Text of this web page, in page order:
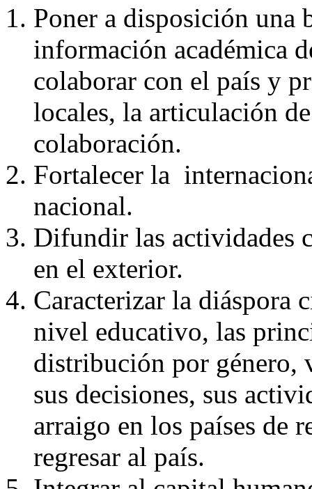
Poner a disposición una
información académica
colaborar con el país y
locales, la articulación
colaboración.
Fortalecer la
nacional.
Difundir las actividades
en el exterior.
Caracterizar la diáspora
nivel educativo, las
distribución por género,
sus decisiones, sus
arraigo en los países de
regresar al país.